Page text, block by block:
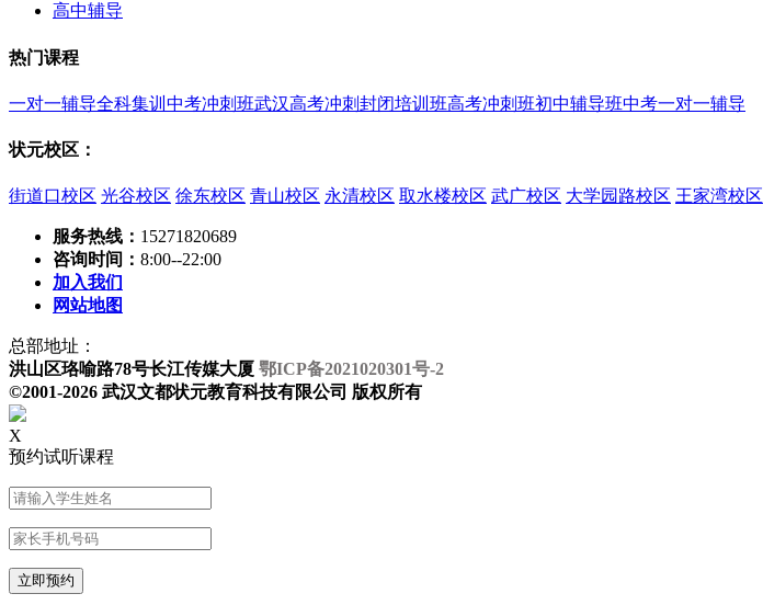
高中辅导
热门课程
一对一辅导全科集训 中考冲刺班武汉高考冲刺封闭培训班高考冲刺班初中辅导班中考一对一辅导
状元校区：
街道口校区 光谷校区 徐东校区 青山校区 永清校区 取水楼校区 武广校区 大学园路校区 王家湾校区
服务热线： 15271820689
咨询时间： 8:00--22:00
加入我们
网站地图
总部地址：
洪山区珞喻路78号长江传媒大厦 鄂ICP备2021020301号-2
©2001-2026 武汉文都状元教育科技有限公司 版权所有
X
预约试听课程